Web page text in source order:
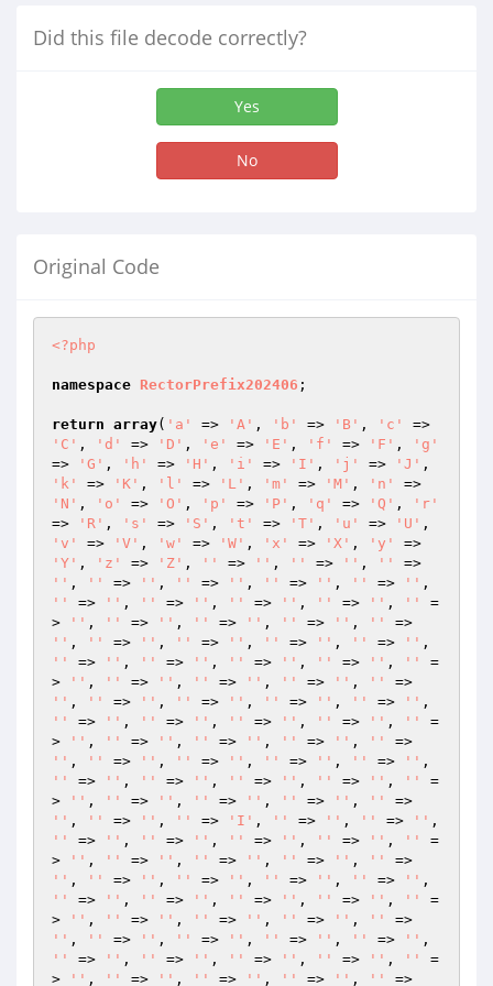
Did this file decode correctly?
Yes
No
Original Code
<?php
namespace RectorPrefix202406 ;
return array( 'a' => 'A' , 'b' => 'B' , 'c'
'C' , 'd' => 'D' , 'e' => 'E' , 'f' => 'F' ,
'g'
=>
'G' , 'h' => 'H' , 'i' => 'I' , 'j' => 'J'
'k'
=> 'K' , 'l' => 'L' , 'm' => 'M' , 'n'
'N' , 'o' => 'O' , 'p' => 'P' , 'q' => 'Q' ,
'r'
=>
'R' , 's' => 'S' , 't' => 'T' , 'u' => 'U'
'v'
=> 'V' , 'w' => 'W' , 'x' => 'X' , 'y'
'Y' , 'z' => 'Z' , '' => '' , '' => '' , ''
'' , '' => '' , '' => '' , '' => '' , '' => ''
''
=> '' , '' => '' , '' => '' , '' => '' , ''
=
>
'' , '' => '' , '' => '' , '' => '' , ''
'' , '' => '' , '' => '' , '' => '' , '' => ''
''
=> '' , '' => '' , '' => '' , '' => '' , ''
=
>
'' , '' => '' , '' => '' , '' => '' , ''
'' , '' => '' , '' => '' , '' => '' , '' => ''
''
=> '' , '' => '' , '' => '' , '' => '' , ''
=
>
'' , '' => '' , '' => '' , '' => '' , ''
'' , '' => '' , '' => '' , '' => '' , '' => ''
''
=> '' , '' => '' , '' => '' , '' => '' , ''
=
>
'' , '' => '' , '' => '' , '' => '' , ''
'' , '' => '' , '' => 'I' , '' => '' , '' => ''
''
=> '' , '' => '' , '' => '' , '' => '' , ''
=
>
'' , '' => '' , '' => '' , '' => '' , ''
'' , '' => '' , '' => '' , '' => '' , '' => ''
''
=> '' , '' => '' , '' => '' , '' => '' , ''
=
>
'' , '' => '' , '' => '' , '' => '' , ''
'' , '' => '' , '' => '' , '' => '' , '' => ''
''
=> '' , '' => '' , '' => '' , '' => '' , ''
=
>
'' , '' => '' , '' => '' , '' => '' , ''